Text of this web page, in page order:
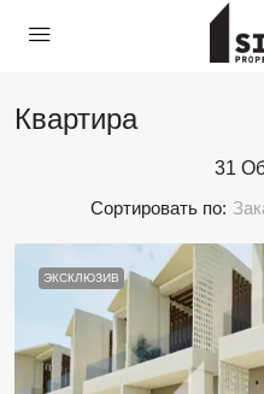
Квартира
31
Сортировать по:
ЭКСКЛЮЗИВ